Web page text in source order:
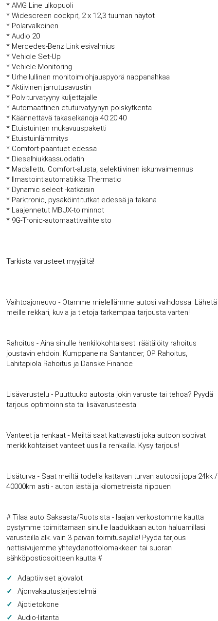
* AMG Line ulkopuoli
* Widescreen cockpit, 2 x 12,3 tuuman näytöt
* Polarvalkoinen
* Audio 20
* Mercedes-Benz Link esivalmius
* Vehicle Set-Up
* Vehicle Monitoring
* Urheilullinen monitoimiohjauspyörä nappanahkaa
* Aktiivinen jarrutusavustin
* Polviturvatyyny kuljettajalle
* Automaattinen etuturvatyynyn poiskytkentä
* Käännettävä takaselkänoja 40:20:40
* Etuistuinten mukavuuspaketti
* Etuistuinlämmitys
* Comfort-pääntuet edessä
* Dieselhiukkassuodatin
* Madallettu Comfort-alusta, selektiivinen iskunvaimennus
* Ilmastointiautomatiikka Thermatic
* Dynamic select -katkaisin
* Parktronic, pysäköintitutkat edessä ja takana
* Laajennetut MBUX-toiminnot
* 9G-Tronic-automaattivaihteisto
Tarkista varusteet myyjältä!
Vaihtoajoneuvo - Otamme mielellämme autosi vaihdossa. Lähetä
meille rekkari, kuvia ja tietoja tarkempaa tarjousta varten!
Rahoitus - Aina sinulle henkilökohtaisesti räätälöity rahoitus
joustavin ehdoin. Kumppaneina Santander, OP Rahoitus,
Lähitapiola Rahoitus ja Danske Finance
Lisävarustelu - Puuttuuko autosta jokin varuste tai tehoa? Pyydä
tarjous optimoinnista tai lisävarusteesta
Vanteet ja renkaat - Meiltä saat kattavasti joka autoon sopivat
merkkikohtaiset vanteet uusilla renkailla. Kysy tarjous!
Lisäturva - Saat meiltä todella kattavan turvan autoosi jopa 24kk /
40000km asti - auton iästä ja kilometreistä riippuen
# Tilaa auto Saksasta/Ruotsista - laajan verkostomme kautta
pystymme toimittamaan sinulle laadukkaan auton haluamillasi
varusteilla alk. vain 3 päivän toimitusajalla! Pyydä tarjous
nettisivujemme yhteydenottolomakkeen tai suoran
sähköpostiosoitteen kautta #
Adaptiiviset ajovalot
Ajonvakautusjärjestelmä
Ajotietokone
Audio-liitäntä